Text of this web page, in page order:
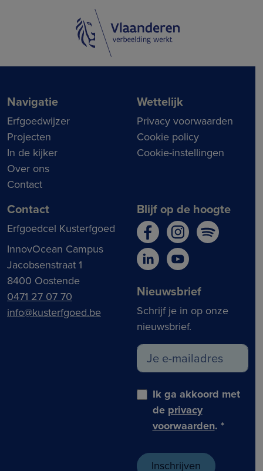
Navigatie
Erfgoedwijzer
Projecten
In de kijker
Over ons
Contact
Wettelijk
Privacy voorwaarden
Cookie policy
Cookie-instellingen
Contact
Erfgoedcel Kusterfgoed
InnovOcean Campus
Jacobsenstraat 1
8400 Oostende
0471 27 07 70
info@kusterfgoed.be
Blijf op de hoogte
Nieuwsbrief
Schrijf je in op onze
nieuwsbrief.
Ik ga akkoord met
de privacy
voorwaarden. *